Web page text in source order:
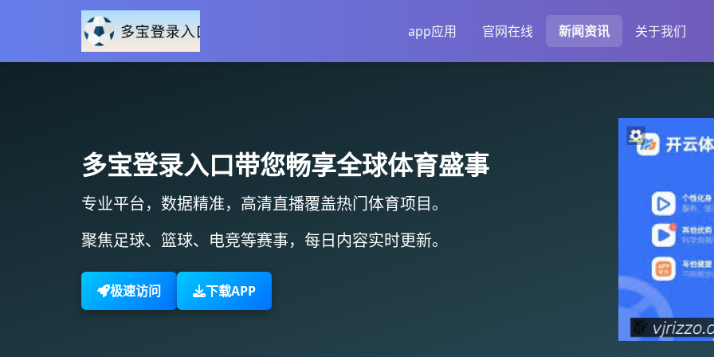
app应用 官网在线 新闻资讯 关于我们
多宝登录入口带您畅享全球体育盛事
专业平台，数据精准， 高清直播覆盖热门体育项目。
聚焦足球、篮球、电竞等赛事， 每日内容实时更新。
极速访问 下载APP